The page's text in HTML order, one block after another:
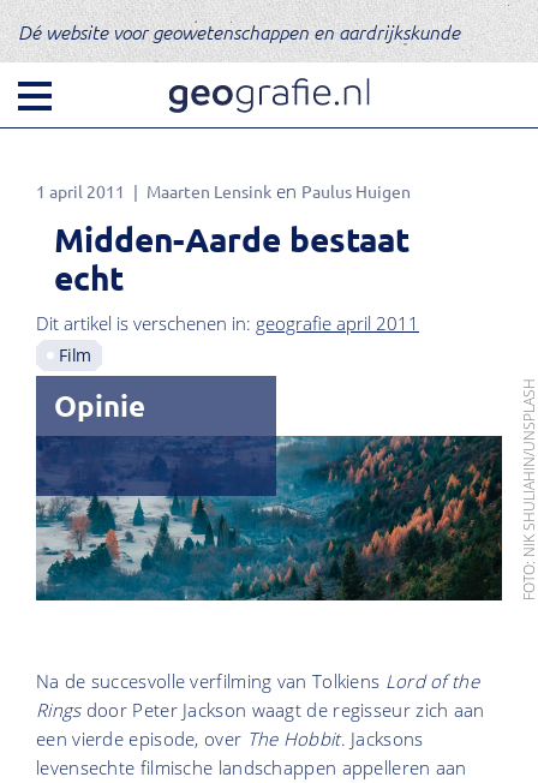
Dé website voor geowetenschappen en aardrijkskunde
1 april 2011 Maarten Lensink Paulus Huigen
Midden-Aarde bestaat
echt
Dit artikel is verschenen in: geografie april 2011
Film
Opinie FOTO: NIK SHULIAHIN/UNSPLASH
Na de succesvolle verfilming van Tolkiens Lord of the
Rings door Peter Jackson waagt de regisseur zich aan
een vierde episode, over The Hobbit. Jacksons
levensechte filmische landschappen appelleren aan